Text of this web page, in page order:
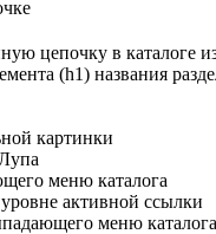
цепочку в каталоге
(h1) названия
картинки
меню каталога
активной ссылки
меню каталога